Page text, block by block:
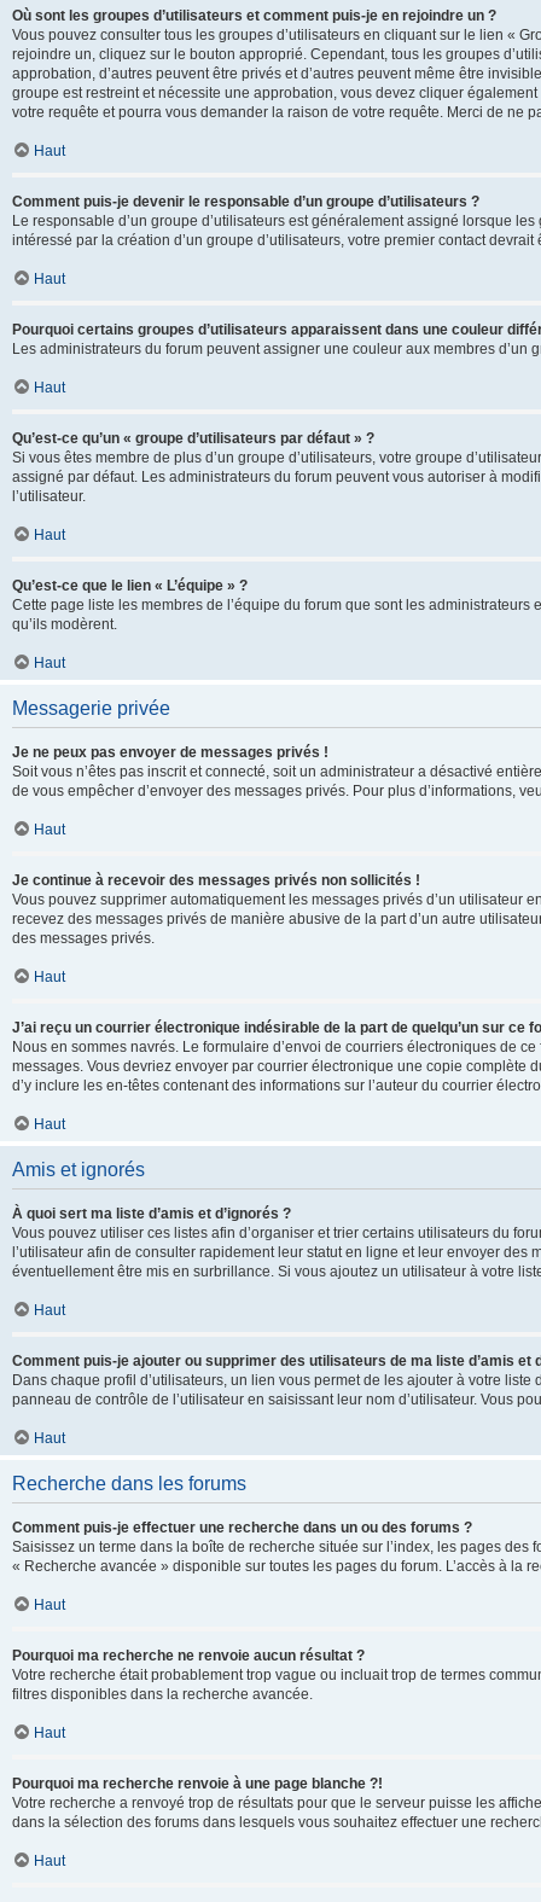
Où sont les groupes d’utilisateurs et comment puis-je en rejoindre un ?
Vous pouvez consulter tous les groupes d’utilisateurs en cliquant sur le lien «
rejoindre un, cliquez sur le bouton approprié. Cependant, tous les groupes
approbation, d’autres peuvent être privés et d’autres peuvent même être
groupe est restreint et nécessite une approbation, vous devez cliquer
votre requête et pourra vous demander la raison de votre requête. Merci de ne
Haut
Comment puis-je devenir le responsable d’un groupe d’utilisateurs ?
Le responsable d’un groupe d’utilisateurs est généralement assigné lorsque
intéressé par la création d’un groupe d’utilisateurs, votre premier contact
Haut
Pourquoi certains groupes d’utilisateurs apparaissent dans une couleur
Les administrateurs du forum peuvent assigner une couleur aux membres d’un
Haut
Qu’est-ce qu’un « groupe d’utilisateurs par défaut » ?
Si vous êtes membre de plus d’un groupe d’utilisateurs, votre groupe
assigné par défaut. Les administrateurs du forum peuvent vous autoriser à
l’utilisateur.
Haut
Qu’est-ce que le lien « L’équipe » ?
Cette page liste les membres de l’équipe du forum que sont les
qu’ils modèrent.
Haut
Messagerie privée
Je ne peux pas envoyer de messages privés !
Soit vous n’êtes pas inscrit et connecté, soit un administrateur a désactivé
de vous empêcher d’envoyer des messages privés. Pour plus d’informations,
Haut
Je continue à recevoir des messages privés non sollicités !
Vous pouvez supprimer automatiquement les messages privés d’un utilisateur
recevez des messages privés de manière abusive de la part d’un autre
des messages privés.
Haut
J’ai reçu un courrier électronique indésirable de la part de quelqu’un sur ce
Nous en sommes navrés. Le formulaire d’envoi de courriers électroniques de
messages. Vous devriez envoyer par courrier électronique une copie complète
d’y inclure les en-têtes contenant des informations sur l’auteur du courrier
Haut
Amis et ignorés
À quoi sert ma liste d’amis et d’ignorés ?
Vous pouvez utiliser ces listes afin d’organiser et trier certains utilisateurs du
l’utilisateur afin de consulter rapidement leur statut en ligne et leur envoyer
éventuellement être mis en surbrillance. Si vous ajoutez un utilisateur à votre
Haut
Comment puis-je ajouter ou supprimer des utilisateurs de ma liste d’amis et
Dans chaque profil d’utilisateurs, un lien vous permet de les ajouter à votre
panneau de contrôle de l’utilisateur en saisissant leur nom d’utilisateur. Vous
Haut
Recherche dans les forums
Comment puis-je effectuer une recherche dans un ou des forums ?
Saisissez un terme dans la boîte de recherche située sur l’index, les pages
« Recherche avancée » disponible sur toutes les pages du forum. L’accès à la
Haut
Pourquoi ma recherche ne renvoie aucun résultat ?
Votre recherche était probablement trop vague ou incluait trop de termes
filtres disponibles dans la recherche avancée.
Haut
Pourquoi ma recherche renvoie à une page blanche ?!
Votre recherche a renvoyé trop de résultats pour que le serveur puisse les
dans la sélection des forums dans lesquels vous souhaitez effectuer une
Haut